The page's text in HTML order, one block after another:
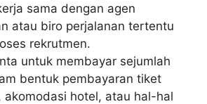
sama dengan agen
atau biro perjalanan tertentu
rekrutmen.
untuk membayar sejumlah
bentuk pembayaran tiket
akomodasi hotel, atau hal-hal